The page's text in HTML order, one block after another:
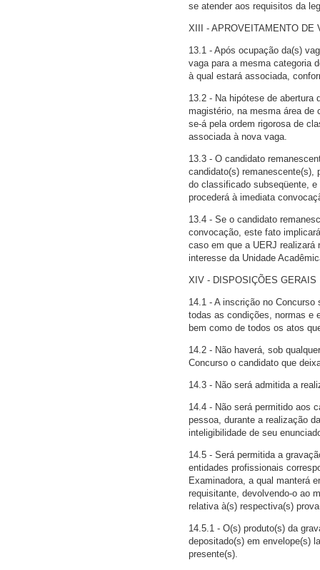
se atender aos requisitos da
XIII - APROVEITAMENTO DE
13.1 - Após ocupação da(s)
vaga para a mesma categoria
à qual estará associada,
13.2 - Na hipótese de abertura
magistério, na mesma área de
se-á pela ordem rigorosa de
associada à nova vaga.
13.3 - O candidato
candidato(s) remanescente(s),
do classificado subseqüente,
procederá à imediata
13.4 - Se o candidato
convocação, este fato
caso em que a UERJ realizará
interesse da Unidade
XIV - DISPOSIÇÕES GERAIS
14.1 - A inscrição no
todas as condições, normas e
bem como de todos os atos
14.2 - Não haverá, sob
Concurso o candidato que
14.3 - Não será admitida a
14.4 - Não será permitido aos
pessoa, durante a realização
inteligibilidade de seu
14.5 - Será permitida a
entidades profissionais
Examinadora, a qual manterá
requisitante, devolvendo-o ao
relativa à(s) respectiva(s)
14.5.1 - O(s) produto(s) da
depositado(s) em envelope(s)
presente(s).